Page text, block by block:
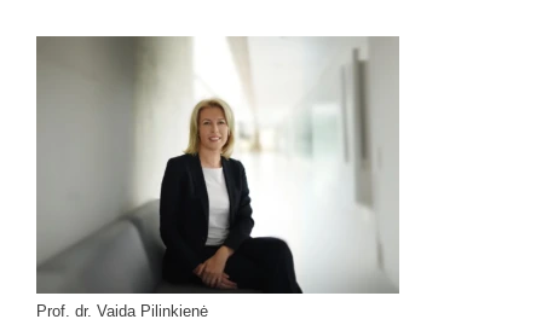
Prof. dr. Vaida Pilinkienė